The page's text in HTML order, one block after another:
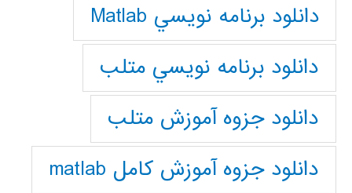
دانلود برنامه نويسي Matlab
دانلود برنامه نويسي متلب
دانلود جزوه آموزش متلب
دانلود جزوه آموزش کامل matlab